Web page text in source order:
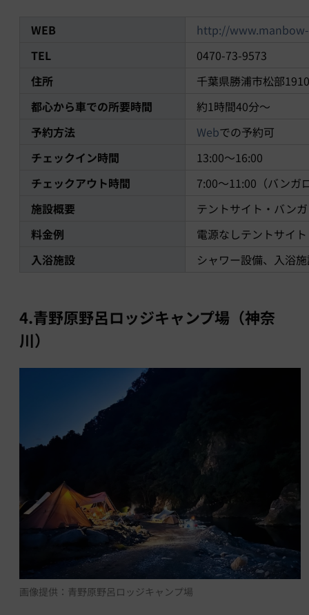
WEB
http://
TEL
0470-73-9573
住所
千葉県勝浦市松部1910
都心から車での所要時間
約1時間40分～
予約方法
Webでの予約可
チェックイン時間
13:00〜16:00
チェックアウト時間
7:00〜11:00（バンガ
施設概要
テントサイト・バン
料金例
電源なしテントサイ
入浴施設
シャワー設備、入浴
4.青野原野呂ロッジキャンプ場（神奈
川）
画像提供：青野原野呂ロッジキャンプ場